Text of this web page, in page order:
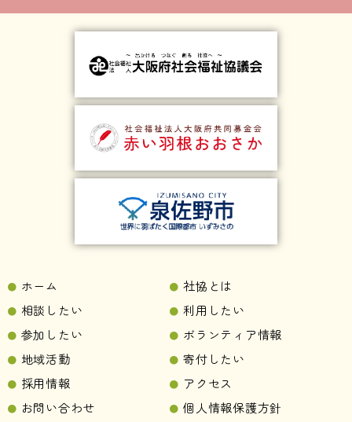
ホーム
社協とは
相談したい
利用したい
参加したい
ボランティア情報
地域活動
寄付したい
採用情報
アクセス
お問い合わせ
個人情報保護方針